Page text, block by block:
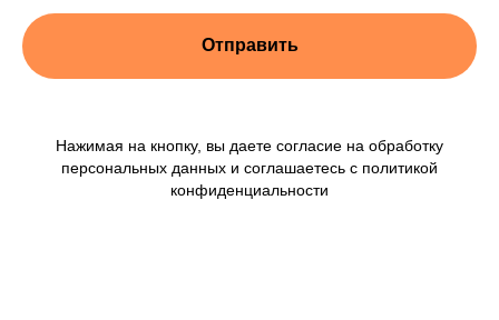
Отправить
Нажимая на кнопку, вы даете согласие на обработку
персональных данных и соглашаетесь c политикой
конфиденциальности